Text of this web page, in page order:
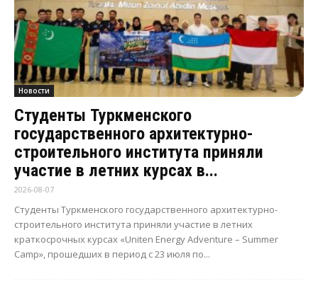
Новости
Студенты Туркменского
государственного архитектурно-
строительного института приняли
участие в летних курсах в...
2026-08-07
Студенты Туркменского государственного архитектурно-
строительного института приняли участие в летних
краткосрочных курсах «Uniten Energy Adventure – Summer
Camp», прошедших в период с 23 июля по...